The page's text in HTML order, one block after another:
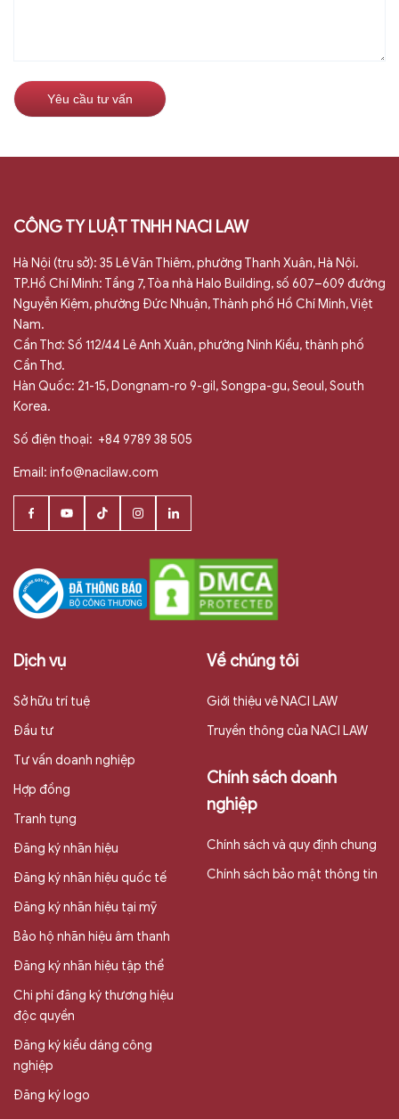
CÔNG TY LUẬT TNHH NACI LAW
Hà Nội (trụ sở): 35 Lê Văn Thiêm, phường Thanh Xuân, Hà Nội.
TP.Hồ Chí Minh: Tầng 7, Tòa nhà Halo Building, số 607–609 đường
Nguyễn Kiệm, phường Đức Nhuận, Thành phố Hồ Chí Minh, Việt
Nam.
Cần Thơ: Số 112/44 Lê Anh Xuân, phường Ninh Kiều, thành phố
Cần Thơ.
Hàn Quốc: 21-15, Dongnam-ro 9-gil, Songpa-gu, Seoul, South
Korea.
Số điện thoại: +84 9789 38 505
Email: info@nacilaw.com
Dịch vụ
Sở hữu trí tuệ
Đầu tư
Tư vấn doanh nghiệp
Hợp đồng
Tranh tụng
Đăng ký nhãn hiệu
Đăng ký nhãn hiệu quốc tế
Đăng ký nhãn hiệu tại mỹ
Bảo hộ nhãn hiệu âm thanh
Đăng ký nhãn hiệu tập thể
Chi phí đăng ký thương hiệu
độc quyền
Đăng ký kiểu dáng công
nghiệp
Đăng ký logo
Về chúng tôi
Giới thiệu vê NACI LAW
Truyền thông của NACI LAW
Chính sách doanh
nghiệp
Chính sách và quy định chung
Chính sách bảo mật thông tin